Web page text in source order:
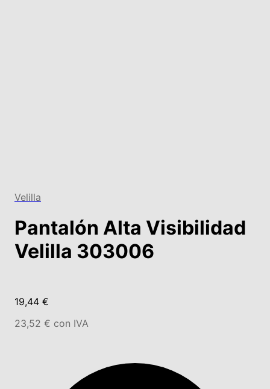
Velilla
Pantalón Alta Visibilidad
Velilla 303006
19,44 €
23,52 € con IVA